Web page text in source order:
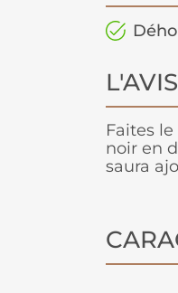
Faites
noir en
saura